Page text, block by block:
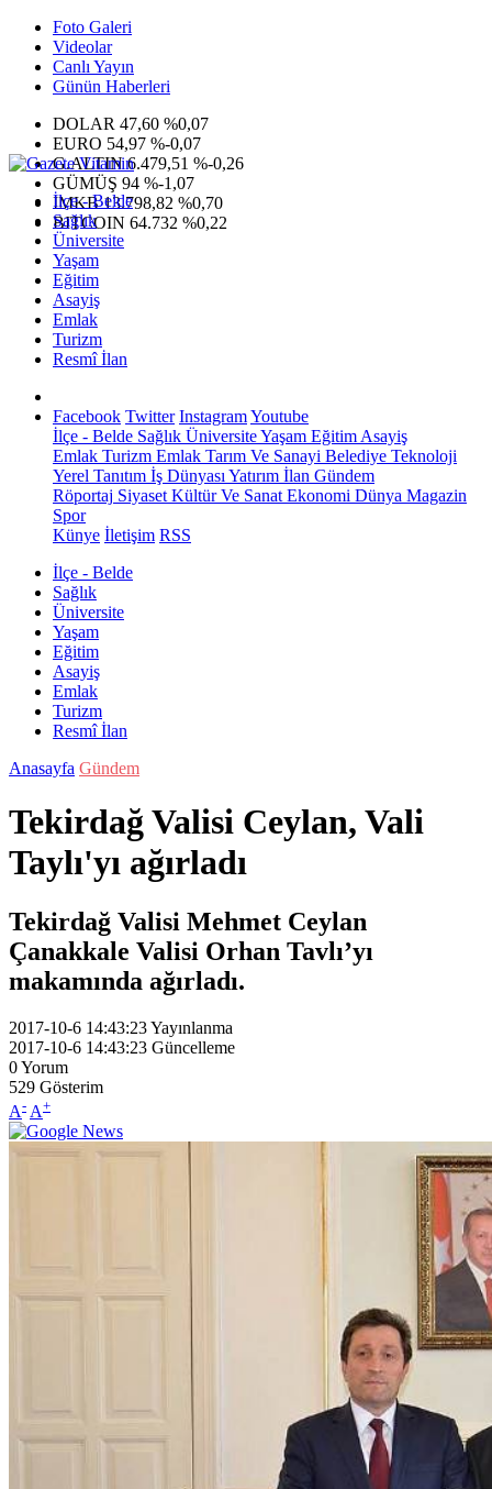
Foto Galeri
Videolar
Canlı Yayın
Günün Haberleri
DOLAR 47,60 %0,07
EURO 54,97 %-0,07
G.ALTIN6.479,51 %-0,26
GÜMÜŞ 94 %-1,07
IMKB13.798,82 %0,70
BITCOIN 64.732 %0,22
İlçe - Belde
Sağlık
Üniversite
Yaşam
Eğitim
Asayiş
Emlak
Turizm
Resmî İlan
Facebook Twitter InstagramYoutube
İlçe - Belde Sağlık ÜniversiteYaşam Eğitim Asayiş
Emlak Turizm Emlak Tarım Ve Sanayi Belediye Teknoloji
Yerel Tanıtım İş Dünyası Yatırım İlan Gündem
Röportaj Siyaset Kültür Ve Sanat Ekonomi Dünya Magazin
Spor
Künye İletişim RSS
İlçe - Belde
Sağlık
Üniversite
Yaşam
Eğitim
Asayiş
Emlak
Turizm
Resmî İlan
Anasayfa Gündem
Tekirdağ Valisi Ceylan, Vali
Taylı'yı ağırladı
Tekirdağ Valisi Mehmet Ceylan
Çanakkale Valisi Orhan Tavlı’yı
makamında ağırladı.
2017-10-6 14:43:23Yayınlanma
2017-10-6 14:43:23 Güncelleme
0Yorum
529 Gösterim
A- A+